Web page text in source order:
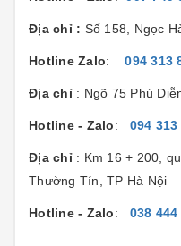
Địa chỉ : Số 158, Ngọc
Hotline Zalo:094 313
Địa chỉ : Ngõ 75 Phú
Hotline - Zalo: 094 313
Địa chỉ : Km 16 + 200,
Thường Tín, TP Hà Nội
Hotline - Zalo: 038 444